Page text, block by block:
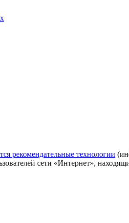
рекомендательные технологии
сети «Интернет»,